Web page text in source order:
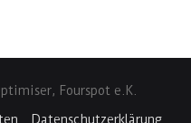
Fourspot e.K.
Datenschutzerklärung